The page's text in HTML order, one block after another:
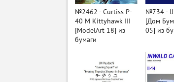
№2462 - Curtiss P-
40 M Kittyhawk III
[ModelArt 18] из
бумаги
№734 -
[Дом
05] из